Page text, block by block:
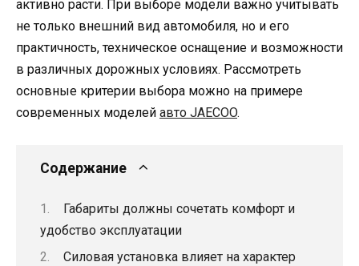
активно расти. При выборе модели важно учитывать
не только внешний вид автомобиля, но и его
практичность, техническое оснащение и возможности
в различных дорожных условиях. Рассмотреть
основные критерии выбора можно на примере
современных моделей авто JAECOO.
Содержание
Габариты должны сочетать комфорт и
удобство эксплуатации
Силовая установка влияет на характер